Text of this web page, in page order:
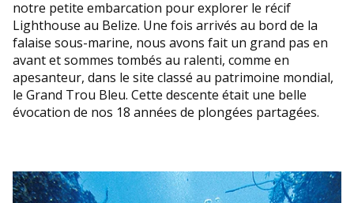
notre petite embarcation pour explorer le récif
Lighthouse au Belize. Une fois arrivés au bord de la
falaise sous-marine, nous avons fait un grand pas en
avant et sommes tombés au ralenti, comme en
apesanteur, dans le site classé au patrimoine mondial,
le Grand Trou Bleu. Cette descente était une belle
évocation de nos 18 années de plongées partagées.